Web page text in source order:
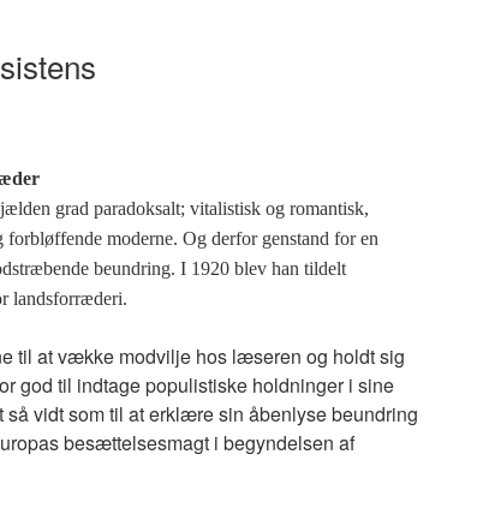
grad paradoksalt; vitalistisk og romantisk,
moderne. Og derfor genstand for en
beundring. I 1920 blev han tildelt
landsforræderi.
til at vække modvilje hos læseren og holdt sig
god til indtage populistiske holdninger i sine
vidt som til at erklære sin åbenlyse beundring
besættelsesmagt i begyndelsen af